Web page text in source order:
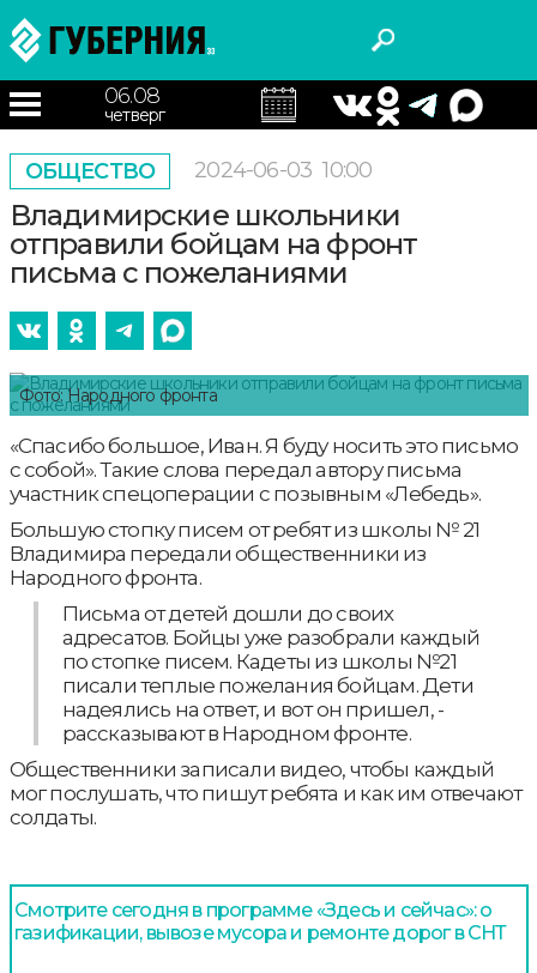
06.08
четверг
ОБЩЕСТВО 2024-06-03 10:00
Владимирские школьники
отправили бойцам на фронт
письма с пожеланиями
Фото: Народного фронта
«Спасибо большое, Иван. Я буду носить это письмо
с собой». Такие слова передал автору письма
участник спецоперации с позывным «Лебедь».
Большую стопку писем от ребят из школы № 21
Владимира передали общественники из
Народного фронта.
Письма от детей дошли до своих
адресатов. Бойцы уже разобрали каждый
по стопке писем. Кадеты из школы №21
писали теплые пожелания бойцам. Дети
надеялись на ответ, и вот он пришел, -
рассказывают в Народном фронте.
Общественники записали видео, чтобы каждый
мог послушать, что пишут ребята и как им отвечают
солдаты.
Смотрите сегодня в программе «Здесь и сейчас»: о
газификации, вывозе мусора и ремонте дорог в СНТ